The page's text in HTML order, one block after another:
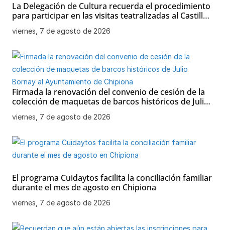
La Delegación de Cultura recuerda el procedimiento
para participar en las visitas teatralizadas al Castillo
de Chipiona
viernes, 7 de agosto de 2026
Firmada la renovación del convenio de cesión de la
colección de maquetas de barcos históricos de Julio
Bornay al Ayuntamiento de Chipiona
viernes, 7 de agosto de 2026
El programa Cuidaytos facilita la conciliación familiar
durante el mes de agosto en Chipiona
viernes, 7 de agosto de 2026